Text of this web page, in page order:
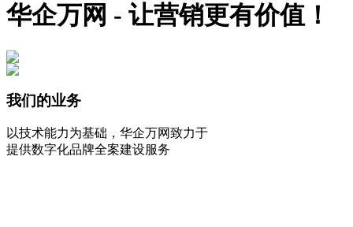
华企万网 - 让营销更有价值！
我们的业务
以技术能力为基础，华企万网致力于
提供数字化品牌全案建设服务